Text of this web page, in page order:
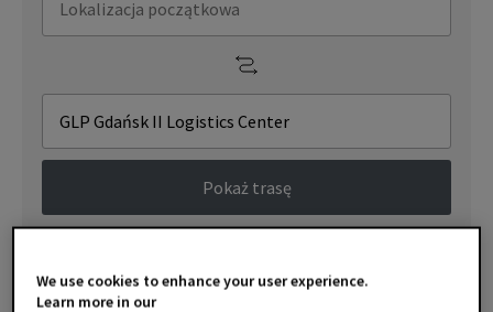
LOKALIZACJA GALERIA
Pokaż trasę
We use cookies to enhance your user experience.
Learn more in our